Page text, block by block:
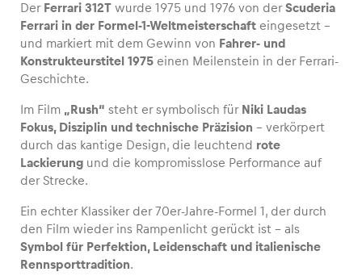
Seiten
Alle anzeigen
Fahrzeug
Der Ferrari 312T wurde 1975 und 1976 von derScuderia
Ferrari in der Formel-1-Weltmeisterschaft eingesetzt –
und markiert mit dem Gewinn von Fahrer- und
Konstrukteurstitel 1975 einen Meilenstein in der Ferrari-
Geschichte.
Im Film „Rush“ steht er symbolisch für Niki Laudas
Fokus, Disziplin und technische Präzision – verkörpert
durch das kantige Design, die leuchtend rote
Lackierung und die kompromisslose Performance auf
der Strecke.
Ein echter Klassiker der 70er-Jahre-Formel 1, der durch
den Film wieder ins Rampenlicht gerückt ist – als
Symbol für Perfektion, Leidenschaft und italienische
Rennsporttradition.